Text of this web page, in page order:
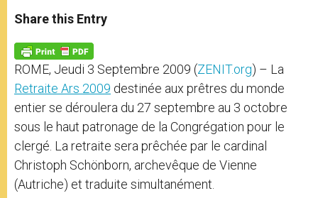
t
s
p
p
s
e
g
e
r
e
b
o
k
Share this Entry
ROME, Jeudi 3 Septembre 2009 (ZENIT.org) – La
Retraite Ars 2009 destinée aux prêtres du monde
entier se déroulera du 27 septembre au 3 octobre
sous le haut patronage de la Congrégation pour le
clergé. La retraite sera prêchée par le cardinal
Christoph Schönborn, archevêque de Vienne
(Autriche) et traduite simultanément.